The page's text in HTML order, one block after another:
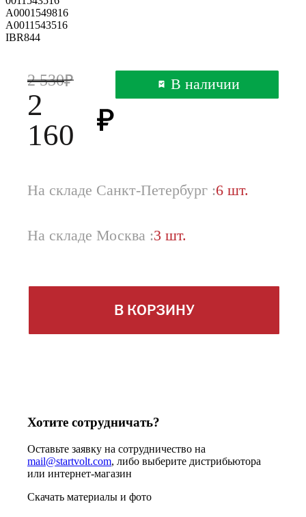
A0001549816
A0011543516
IBR844
2 530
2
160
В наличии
На складе Санкт-Петербург :6 шт.
На складе Москва :3 шт.
В КОРЗИНУ
Хотите сотрудничать?
Оставьте заявку на сотрудничество на
mail@startvolt.com, либо выберите дистрибьютора
или интернет-магазин
Скачать материалы и фото